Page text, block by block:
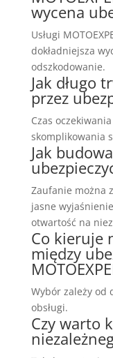
wycena
Usługi
dokładniejsza
odszkodowanie.
Jak długo
przez
Czas
skomplikowania
Jak
Zaufanie można
jasne
otwartość na
Co kieruje
między
Wybór zależy od
obsługi.
Czy warto